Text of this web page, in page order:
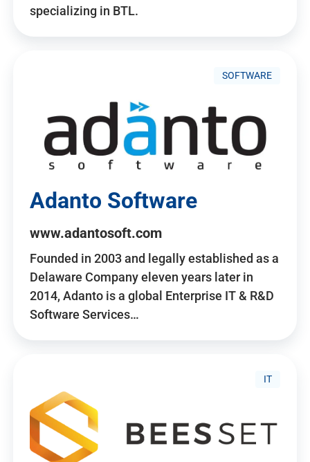
specializing in BTL.
SOFTWARE
Adanto Software
www.adantosoft.com
Founded in 2003 and legally established as a
Delaware Company eleven years later in
2014, Adanto is a global Enterprise IT & R&D
Software Services…
IT